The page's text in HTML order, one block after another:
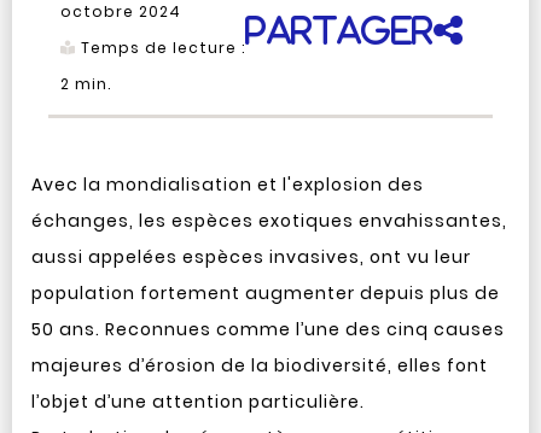
octobre 2024
Temps de lecture :
2 min.
Partager
Avec la mondialisation et l'explosion des
échanges, les espèces exotiques envahissantes,
aussi appelées espèces invasives, ont vu leur
population fortement augmenter depuis plus de
50 ans. Reconnues comme l’une des cinq causes
majeures d’érosion de la biodiversité, elles font
l’objet d’une attention particulière.